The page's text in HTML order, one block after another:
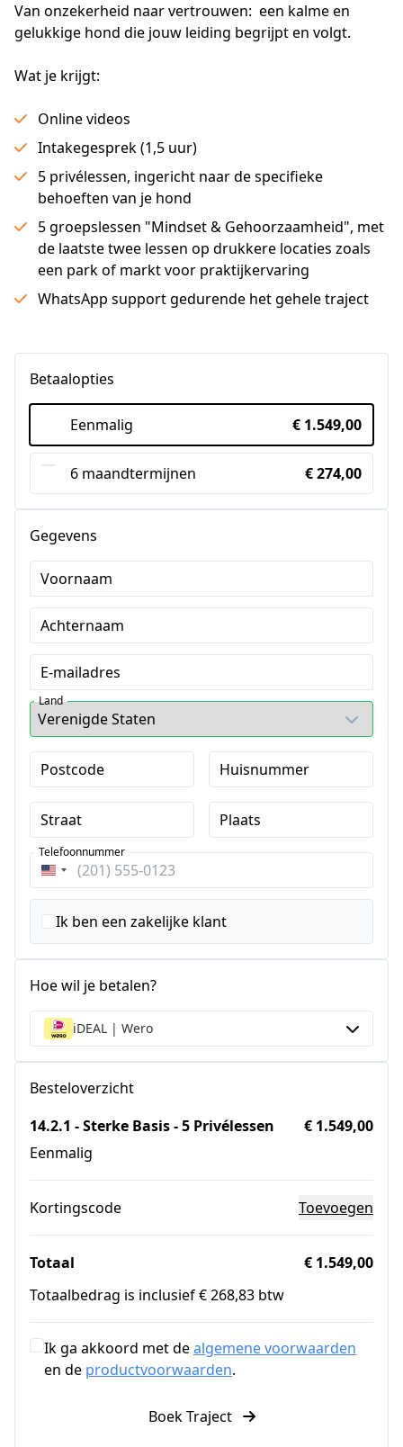
Van onzekerheid naar vertrouwen:  een kalme en
gelukkige hond die jouw leiding begrijpt en volgt.
Wat je krijgt:
Online videos
Intakegesprek (1,5 uur)
5 privélessen, ingericht naar de specifieke
behoeften van je hond
5 groepslessen "Mindset & Gehoorzaamheid", met
de laatste twee lessen op drukkere locaties zoals
een park of markt voor praktijkervaring
WhatsApp support gedurende het gehele traject
Betaalopties
Eenmalig € 1.549,00
6 maandtermijnen € 274,00
Gegevens
Voornaam
Achternaam
E-mailadres
Land
Postcode Huisnummer
Straat Plaats
Verenigde
Staten
+1
Telefoonnummer
Ik ben een zakelijke klant
Hoe wil je betalen?
iDEAL | Wero
Besteloverzicht
14.2.1 - Sterke Basis - 5 Privélessen
Eenmalig
€ 1.549,00
Kortingscode Toevoegen
Totaal
€ 1.549,00
Totaalbedrag is inclusief € 268,83 btw
Ik ga akkoord met dealgemene voorwaarden
en de productvoorwaarden.
Boek Traject